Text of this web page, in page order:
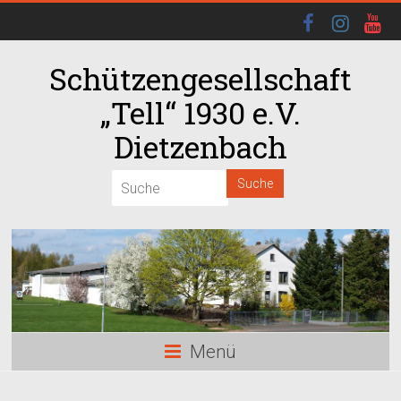
Schützengesellschaft
„Tell“ 1930 e.V.
Dietzenbach
Menü
02:00
04:00